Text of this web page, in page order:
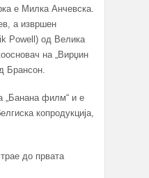
е Милка Анчевска.
а извршен
Powell) од Велика
на „Вирџин
Брансон.
„Банана филм“ и е
копродукција,
до првата